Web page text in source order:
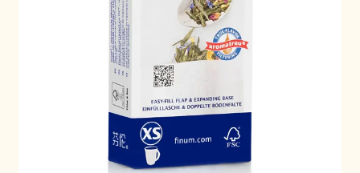
Privacy statement